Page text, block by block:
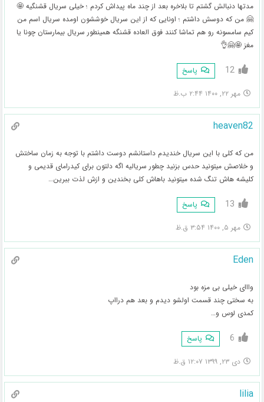
مدتها دنبالش گشتم تا بلاخره بعد از چند ماه پیداش کردم ؛ خیلی سریال قشنگیه 🤩
🤗 من که دوسش داشتم ؛ اونایی که از این سریال خوششون اومده سریال اسم من
کیم سامسونه رو هم تماشا کنند فوق العاده قشنگه همینطور سریال بیمارستان چونا یا
مغز 🤩🤗👌
12 پاسخ
مهر ۲۲, ۱۴۰۰ ۲:۴۴ ب.ظ
heaven82
من که کلی با این سریال خندیدم داستانشم دوست داشتم با توجه به زمان ساختش
و خلاصش میتونید حدس بزنید چطور سریالیه اگه دلتون برای کیدرامای قدیمی و
کلیشه هاش تنگ شده میتونید باهاش کلی بخندین و ازش لذت ببرین…
13 پاسخ
مهر ۵, ۱۴۰۰ ۳:۵۴ ق.ظ
Eden
وااای خیلی بی مزه بود
به سختی چند قسمت اولشو دیدم و بعد هم درااپ
کمدی لوس و…
6 پاسخ
دی ۲۳, ۱۳۹۹ ۱۲:۰۷ ق.ظ
lilia